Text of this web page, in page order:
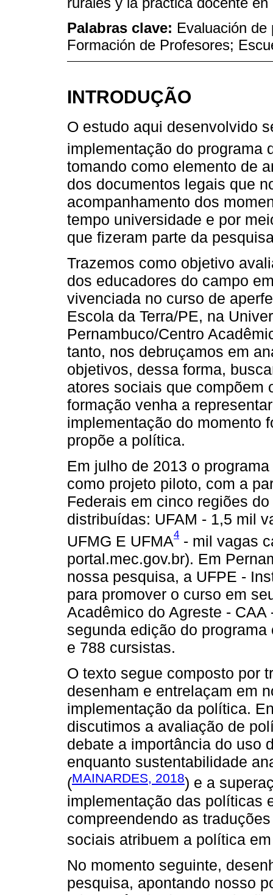
Palabras clave: Evaluación
Formación de Profesores;
INTRODUÇÃO
O estudo aqui desenvolvido
implementação do programa
tomando como elemento de
dos documentos legais que
acompanhamento dos
tempo universidade e por
que fizeram parte da
Trazemos como objetivo
dos educadores do campo
vivenciada no curso de
Escola da Terra/PE, na
Pernambuco/Centro
tanto, nos debruçamos em
objetivos, dessa forma,
atores sociais que compõem
formação venha a
implementação do momento
propõe a política.
Em julho de 2013 o
como projeto piloto, com a
Federais em cinco regiões
distribuídas: UFAM - 1,5 mil
UFMG E UFMA4 - mil vagas
portal.mec.gov.br). Em
nossa pesquisa, a UFPE -
para promover o curso em
Acadêmico do Agreste -
segunda edição do
e 788 cursistas.
O texto segue composto por
desenham e entrelaçam em
implementação da política.
discutimos a avaliação de
debate a importância do uso
enquanto sustentabilidade
(MAINARDES, 2018) e a
implementação das políticas
compreendendo as
sociais atribuem a política
No momento seguinte,
pesquisa, apontando nosso